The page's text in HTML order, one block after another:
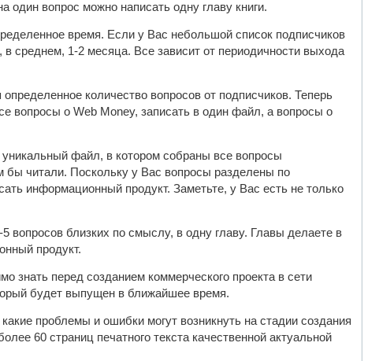
один вопрос можно написать одну главу книги.
время. Если у Вас небольшой список подписчиков
среднем, 1-2 месяца. Все зависит от периодичности выхода
количество вопросов от подписчиков. Теперь
вопросы о Web Money, записать в один файл, а вопросы о
файл, в котором собраны все вопросы
бы читали. Поскольку у Вас вопросы разделены по
информационный продукт. Заметьте, у Вас есть не только
вопросов близких по смыслу, в одну главу. Главы делаете в
продукт.
знать перед созданием коммерческого проекта в сети
будет выпущен в ближайшее время.
проблемы и ошибки могут возникнуть на стадии создания
60 страниц печатного текста качественной актуальной